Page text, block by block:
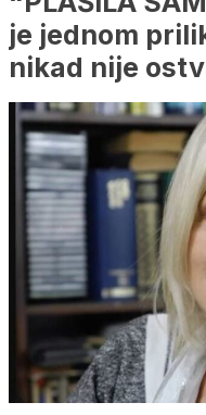
je jednom
nikad nije